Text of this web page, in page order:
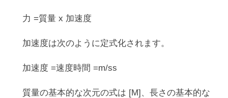
力 =質量 x 加速度
加速度は次のように定式化されます。
加速度 =速度時間 =m/ss
質量の基本的な次元の式は [M]、長さの基本的な